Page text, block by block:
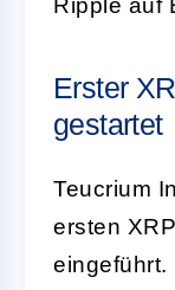
Ripple auf
Erster
gestartet
Teucrium
ersten
eingeführt.